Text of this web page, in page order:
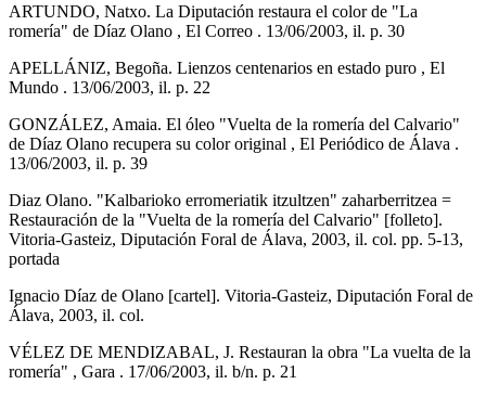
ARTUNDO, Natxo. La Diputación restaura el color de "La
romería" de Díaz Olano , El Correo . 13/06/2003, il. p. 30
APELLÁNIZ, Begoña. Lienzos centenarios en estado puro , El
Mundo . 13/06/2003, il. p. 22
GONZÁLEZ, Amaia. El óleo "Vuelta de la romería del Calvario"
de Díaz Olano recupera su color original , El Periódico de Álava .
13/06/2003, il. p. 39
Diaz Olano. "Kalbarioko erromeriatik itzultzen" zaharberritzea =
Restauración de la "Vuelta de la romería del Calvario" [folleto].
Vitoria-Gasteiz, Diputación Foral de Álava, 2003, il. col. pp. 5-13,
portada
Ignacio Díaz de Olano [cartel]. Vitoria-Gasteiz, Diputación Foral de
Álava, 2003, il. col.
VÉLEZ DE MENDIZABAL, J. Restauran la obra "La vuelta de la
romería" , Gara . 17/06/2003, il. b/n. p. 21